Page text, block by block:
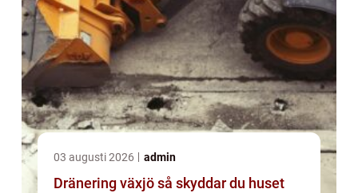
03 augusti 2026 admin
Dränering växjö så skyddar du huset